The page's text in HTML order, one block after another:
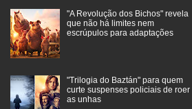
"A Revolução dos Bichos" revela
que não há limites nem
escrúpulos para adaptações
"Trilogia do Baztán" para quem
curte suspenses policiais de roer
as unhas